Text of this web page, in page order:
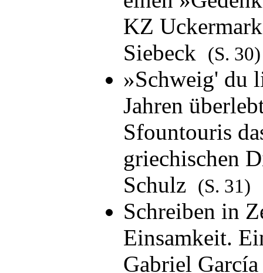
KZ
Siebeck
(S. 30)
»Schweig' du
Jahren
Sfountouris
griechischen
Schulz (S. 31)
Schreiben in
Einsamkeit.
Gabriel